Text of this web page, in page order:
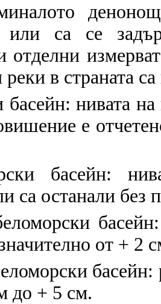
или са се
отделни
в страната
басейн: нивата
е
басейн:
са останали без
басейн:
от + 2
басейн:
до + 5 см.